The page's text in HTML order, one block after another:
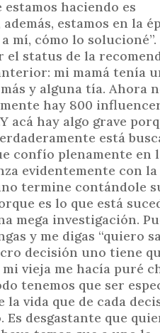
haciendo es
estamos en la
mí, cómo lo solucioné”.
el status de la
mi mamá tenía
y alguna tía. Ahora
hay 800
acá hay algo grave
está
confío plenamente en
evidentemente con la
termine contándole
es lo que está
mega investigación.
y me digas “quiero
decisión uno tiene
vieja me hacía puré
tenemos que ser
la vida que de cada
desgastante que